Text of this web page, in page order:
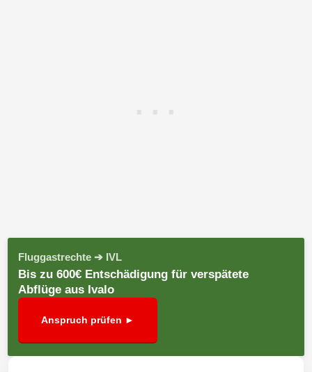
Fluggastrechte ➔ IVL
Bis zu 600€ Entschädigung für verspätete
Abflüge aus Ivalo
Anspruch prüfen ►